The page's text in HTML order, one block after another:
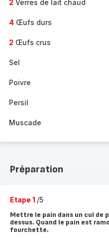
2 Verres de lait chaud
4 Œufs durs
2 Œufs crus
Sel
Poivre
Persil
Muscade
Préparation
Etape 1 /5
Mettre le pain dans un cul de
dessus. Quand le pain est
fourchette.